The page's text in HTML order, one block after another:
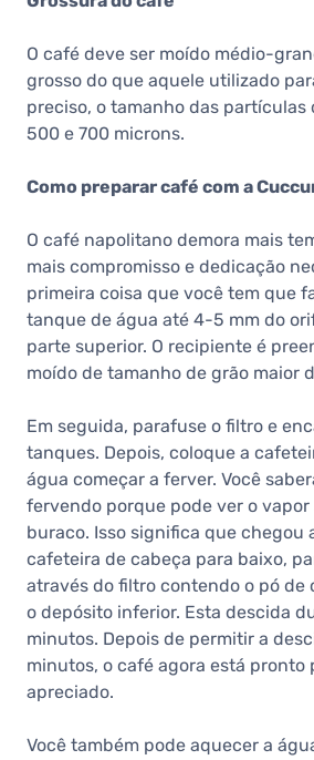
O café deve ser moído médio-
grosso do que aquele utilizado
preciso, o tamanho das partículas
500 e 700 microns.
Como preparar café com a
O café napolitano demora mais
mais compromisso e dedicação
primeira coisa que você tem que
tanque de água até 4-5 mm do
parte superior. O recipiente é
moído de tamanho de grão maior
Em seguida, parafuse o filtro e
tanques. Depois, coloque a
água começar a ferver. Você
fervendo porque pode ver o
buraco. Isso significa que chegou
cafeteira de cabeça para baixo,
através do filtro contendo o pó de
o depósito inferior. Esta descida
minutos. Depois de permitir a
minutos, o café agora está pronto
apreciado.
Você também pode aquecer a